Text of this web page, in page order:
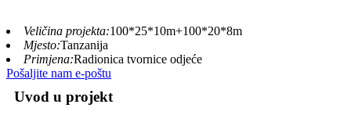
Veličina projekta:100*25*10m+100*20*8m
Mjesto:Tanzanija
Primjena:Radionica tvornice odjeće
Pošaljite nam e-poštu
Uvod u projekt